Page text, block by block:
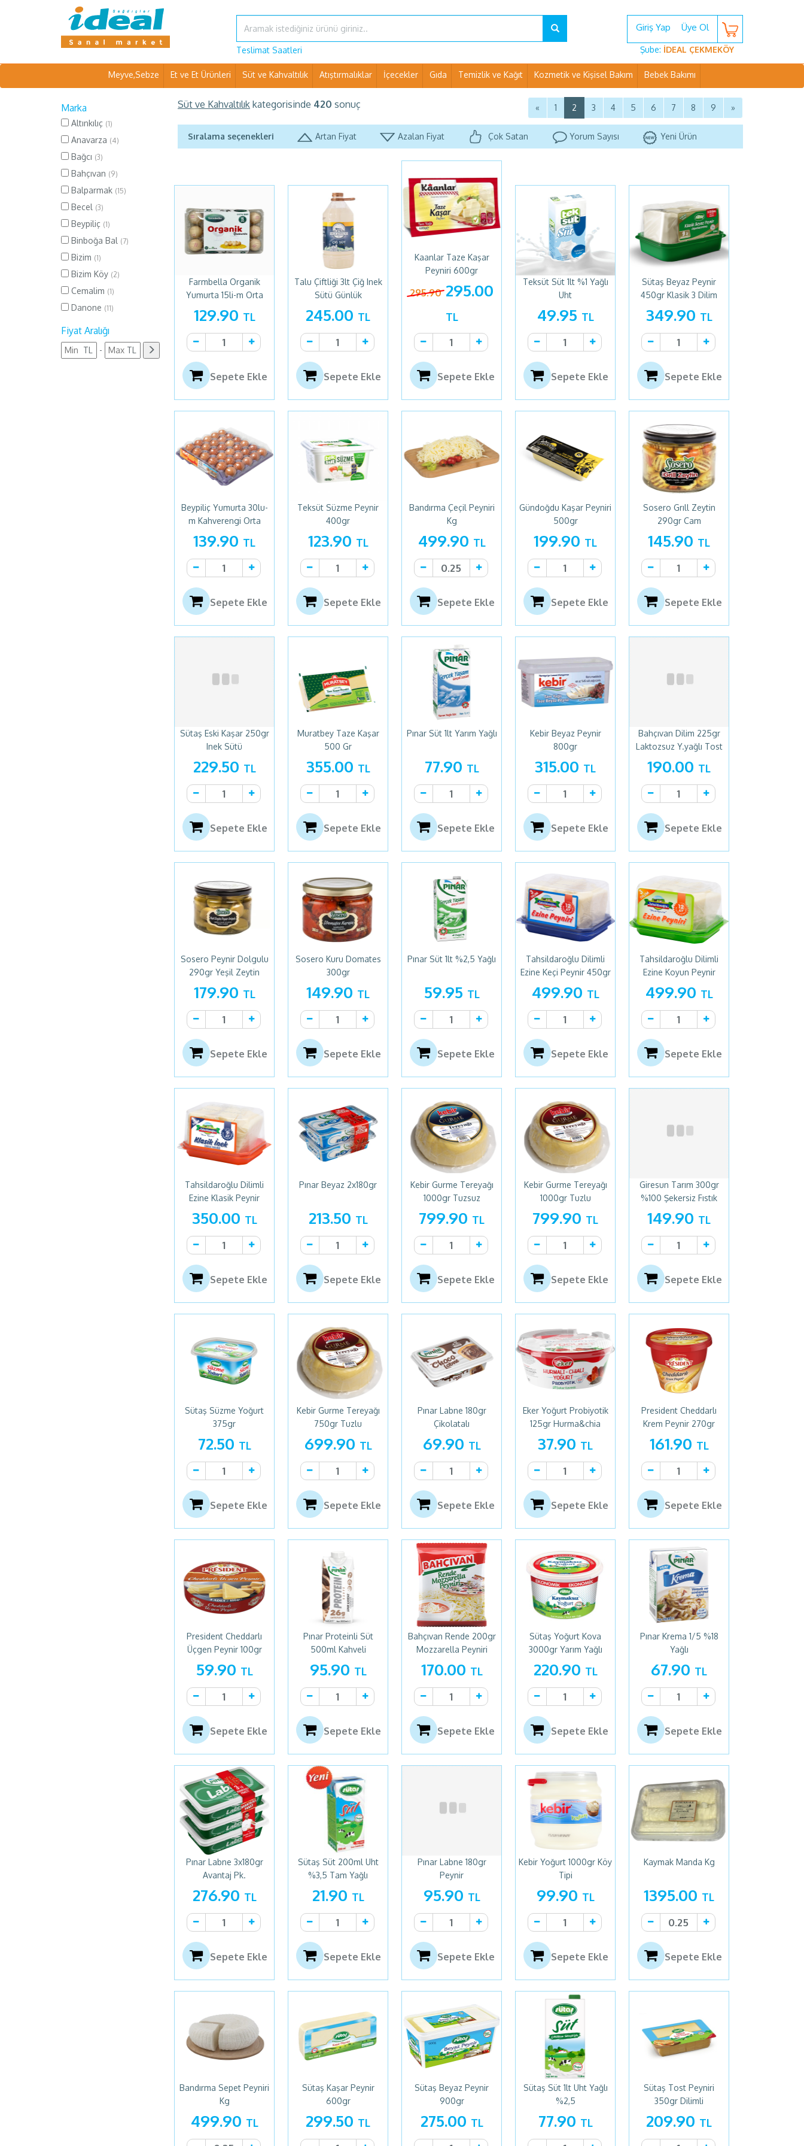
Giriş Yap Üye Ol
Teslimat Saatleri Şube: İDEAL ÇEKMEKÖY
Meyve,Sebze Et ve Et Ürünleri Süt ve Kahvaltılık Atıştırmalıklar İçecekler Gıda Temizlik ve Kağıt Kozmetik ve Kişisel Bakım Bebek Bakımı
Marka
Altınkılıç (1)
Anavarza (4)
Bağcı (3)
Bahçıvan (9)
Balparmak (15)
Becel (3)
Beypiliç (1)
Binboğa Bal (7)
Bizim (1)
Bizim Köy (2)
Cemalim (1)
Danone (11)
(1)
Eker(20)
Ekici(7)
Fiyat Aralığı
-
Süt ve Kahvaltılık kategorisinde 420 sonuç « 1 2 3 4 5 6 7 8 9 »
Sıralama seçenekleri Artan Fiyat Azalan Fiyat Çok Satan Yorum Sayısı Yeni Ürün
Farmbella Organik
Yumurta 15li-m Orta
Boy
129.90 TL
Sepete Ekle
Talu Çiftliği 3lt Çiğ Inek
Sütü Günlük
245.00 TL
Sepete Ekle
Kaanlar Taze Kaşar
Peyniri 600gr
295.90295.00
TL
Sepete Ekle
Teksüt Süt 1lt %1 Yağlı
Uht
49.95 TL
Sepete Ekle
Sütaş Beyaz Peynir
450gr Klasik 3 Dilim
349.90 TL
Sepete Ekle
Beypiliç Yumurta 30lu-
m Kahverengi Orta
139.90 TL
Sepete Ekle
Teksüt Süzme Peynir
400gr
123.90 TL
Sepete Ekle
Bandırma Çeçil Peyniri
Kg
499.90 TL
Sepete Ekle
Gündoğdu Kaşar Peyniri
500gr
199.90 TL
Sepete Ekle
Sosero Grıll Zeytin
290gr Cam
145.90 TL
Sepete Ekle
Sütaş Eski Kaşar 250gr
Inek Sütü
229.50 TL
Sepete Ekle
Muratbey Taze Kaşar
500 Gr
355.00 TL
Sepete Ekle
Pınar Süt 1lt Yarım Yağlı
77.90 TL
Sepete Ekle
Kebir Beyaz Peynir
800gr
315.00 TL
Sepete Ekle
Bahçıvan Dilim 225gr
Laktozsuz Y.yağlı Tost
Peynir
190.00 TL
Sepete Ekle
Sosero Peynir Dolgulu
290gr Yeşil Zeytin
179.90 TL
Sepete Ekle
Sosero Kuru Domates
300gr
149.90 TL
Sepete Ekle
Pınar Süt 1lt %2,5 Yağlı
59.95 TL
Sepete Ekle
Tahsildaroğlu Dilimli
Ezine Keçi Peynir 450gr
499.90 TL
Sepete Ekle
Tahsildaroğlu Dilimli
Ezine Koyun Peynir
450gr
499.90 TL
Sepete Ekle
Tahsildaroğlu Dilimli
Ezine Klasik Peynir
450gr
350.00 TL
Sepete Ekle
Pınar Beyaz 2x180gr
213.50 TL
Sepete Ekle
Kebir Gurme Tereyağı
1000gr Tuzsuz
799.90 TL
Sepete Ekle
Kebir Gurme Tereyağı
1000gr Tuzlu
799.90 TL
Sepete Ekle
Giresun Tarım 300gr
%100 Şekersiz Fıstık
Ezmesi
149.90 TL
Sepete Ekle
Sütaş Süzme Yoğurt
375gr
72.50 TL
Sepete Ekle
Kebir Gurme Tereyağı
750gr Tuzlu
699.90 TL
Sepete Ekle
Pınar Labne 180gr
Çikolatalı
69.90 TL
Sepete Ekle
Eker Yoğurt Probiyotik
125gr Hurma&chia
37.90 TL
Sepete Ekle
President Cheddarlı
Krem Peynir 270gr
161.90 TL
Sepete Ekle
President Cheddarlı
Üçgen Peynir 100gr
59.90 TL
Sepete Ekle
Pınar Proteinli Süt
500ml Kahveli
95.90 TL
Sepete Ekle
Bahçıvan Rende 200gr
Mozzarella Peyniri
170.00 TL
Sepete Ekle
Sütaş Yoğurt Kova
3000gr Yarım Yağlı
220.90 TL
Sepete Ekle
Pınar Krema 1/5 %18
Yağlı
67.90 TL
Sepete Ekle
Pınar Labne 3x180gr
Avantaj Pk.
276.90 TL
Sepete Ekle
Sütaş Süt 200ml Uht
%3,5 Tam Yağlı
21.90 TL
Sepete Ekle
Pınar Labne 180gr
Peynir
95.90 TL
Sepete Ekle
Kebir Yoğurt 1000gr Köy
Tipi
99.90 TL
Sepete Ekle
Kaymak Manda Kg
1395.00 TL
Sepete Ekle
Bandırma Sepet Peyniri
Kg
499.90 TL
Sütaş Kaşar Peynir
600gr
299.50 TL
Sütaş Beyaz Peynir
900gr
275.00 TL
Sütaş Süt 1lt Uht Yağlı
%2,5
77.90 TL
Sütaş Tost Peyniri
350gr Dilimli
209.90 TL